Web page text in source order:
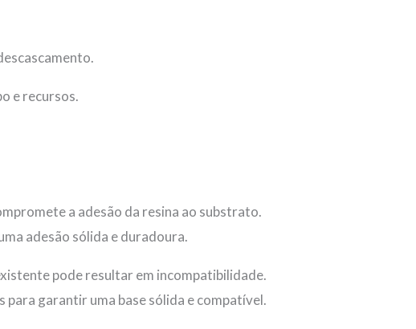
e recursos.
a adesão da resina ao substrato.
adesão sólida e duradoura.
pode resultar em incompatibilidade.
garantir uma base sólida e compatível.